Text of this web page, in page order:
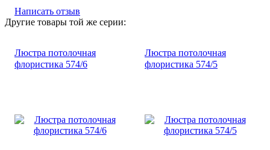
Написать отзыв
Другие товары той же серии:
Люстра потолочная
флористика 574/6
Люстра потолочная
флористика 574/5